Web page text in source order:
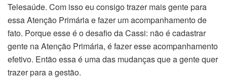
Telesaúde. Com isso eu consigo trazer mais gente para
essa Atenção Primária e fazer um acompanhamento de
fato. Porque esse é o desafio da Cassi: não é cadastrar
gente na Atenção Primária, é fazer esse acompanhamento
efetivo. Então essa é uma das mudanças que a gente quer
trazer para a gestão.